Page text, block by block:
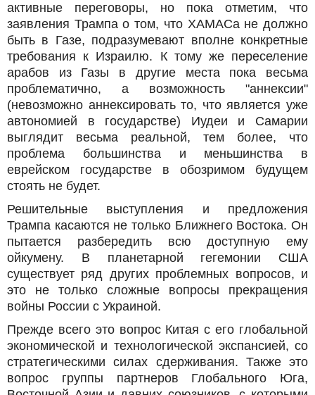
активные переговоры, но пока отметим, что
заявления Трампа о том, что ХАМАСа не должно
быть в Газе, подразумевают вполне конкретные
требования к Израилю. К тому же переселение
арабов из Газы в другие места пока весьма
проблематично, а возможность "аннексии"
(невозможно аннексировать то, что является уже
автономией в государстве) Иудеи и Самарии
выглядит весьма реальной, тем более, что
проблема большинства и меньшинства в
еврейском государстве в обозримом будущем
стоять не будет.
Решительные выступления и предложения
Трампа касаются не только Ближнего Востока. Он
пытается разбередить всю доступную ему
ойкумену. В планетарной гегемонии США
существует ряд других проблемных вопросов, и
это не только сложные вопросы прекращения
войны России с Украиной.
Прежде всего это вопрос Китая с его глобальной
экономической и технологической экспансией, со
стратегическими силах сдерживания. Также это
вопрос группы партнеров Глобального Юга,